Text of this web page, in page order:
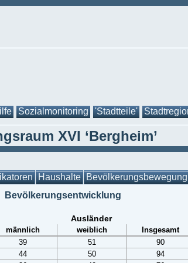
Sozialmonitoring 'Stadtteile'
XVI ‘Bergheim’
Haushalte Bevölkerungsbewegung
Bevölkerungsentwicklung
Ausländer
männlich weiblich
Insgesamt
39 51
90
44 50
94